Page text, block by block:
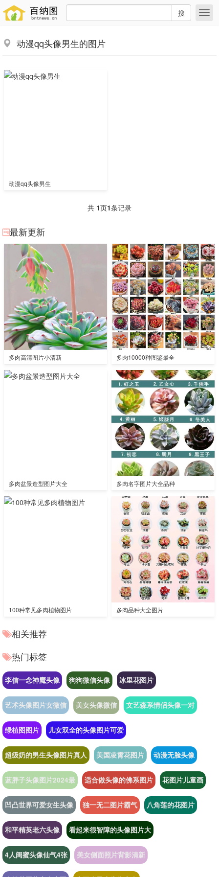
搜
动漫qq头像男生的图片
动漫qq头像男生
共 1页1条记录
最新更新
多肉高清图片小清新 多肉10000种图鉴最全
多肉盆景造型图片大全 多肉名字图片大全品种
100种常见多肉植物图片 多肉品种大全图片
相关推荐
热门标签
李信一念神魔头像 狗狗微信头像 冰里花图片
艺术头像图片女微信 美女头像微信 文艺森系情侣头像一对
绿植图图片 儿女双全的头像图片可爱
超级奶的男生头像图片真人 美国凌霄花图片 动漫无脸头像
蓝胖子头像图片2024最 适合做头像的佛系图片 花图片儿童画
凹凸世界可爱女生头像 独一无二图片霸气 八角莲的花图片
和平精英老六头像 看起来很智障的头像图片大
4人闺蜜头像仙气4张 美女侧面照片背影清新